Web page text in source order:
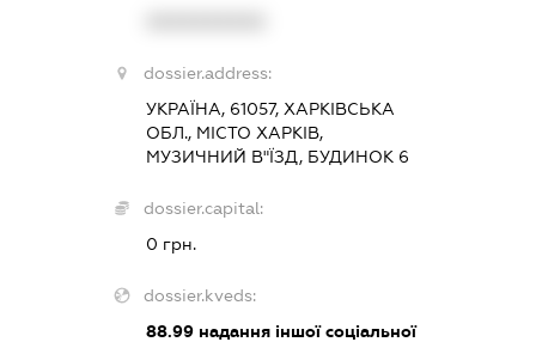
dossier.address:
УКРАЇНА, 61057, ХАРКІВСЬКА
ОБЛ., МІСТО ХАРКІВ,
МУЗИЧНИЙ В"ЇЗД, БУДИНОК 6
dossier.capital:
0 грн.
dossier.kveds:
88.99надання іншої соціальної